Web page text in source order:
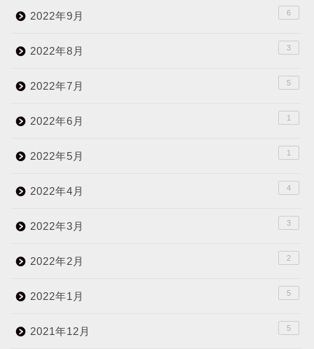
2022年9月 6
2022年8月 3
2022年7月 5
2022年6月 1
2022年5月 1
2022年4月 4
2022年3月 3
2022年2月 2
2022年1月 5
2021年12月 5